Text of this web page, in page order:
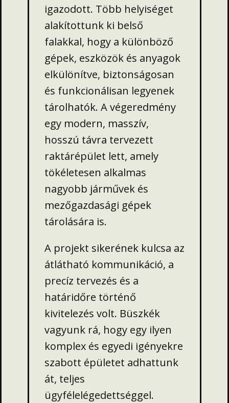
igazodott. Több helyiséget
alakítottunk ki belső
falakkal, hogy a különböző
gépek, eszközök és anyagok
elkülönítve, biztonságosan
és funkcionálisan legyenek
tárolhatók. A végeredmény
egy modern, masszív,
hosszú távra tervezett
raktárépület lett, amely
tökéletesen alkalmas
nagyobb járművek és
mezőgazdasági gépek
tárolására is.
A projekt sikerének kulcsa az
átlátható kommunikáció, a
precíz tervezés és a
határidőre történő
kivitelezés volt. Büszkék
vagyunk rá, hogy egy ilyen
komplex és egyedi igényekre
szabott épületet adhattunk
át, teljes
ügyfélelégedettséggel.